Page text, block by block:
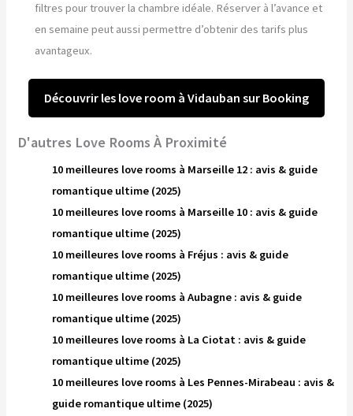
filtres pour trouver la chambre idéale. Réserver à l’avance et
en semaine peut aussi permettre d’obtenir des tarifs plus
avantageux.
Découvrir les love room à Vidauban sur Booking
D'autres Love Rooms À Proximité
10 meilleures love rooms à Marseille 12 : avis & guide
romantique ultime (2025)
10 meilleures love rooms à Marseille 10 : avis & guide
romantique ultime (2025)
10 meilleures love rooms à Fréjus : avis & guide
romantique ultime (2025)
10 meilleures love rooms à Aubagne : avis & guide
romantique ultime (2025)
10 meilleures love rooms à La Ciotat : avis & guide
romantique ultime (2025)
10 meilleures love rooms à Les Pennes-Mirabeau : avis &
guide romantique ultime (2025)